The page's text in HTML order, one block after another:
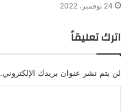
24 نوفمبر، 2022
اترك تعليقاً
لن يتم نشر عنوان بريدك الإلكتروني.